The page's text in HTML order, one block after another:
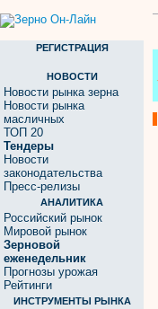
РЕГИСТРАЦИЯ
НОВОСТИ
Новости рынка зерна
Новости рынка
масличных
ТОП 20
Тендеры
Новости
законодательства
Пресс-релизы
АНАЛИТИКА
Российский рынок
Мировой рынок
Зерновой
еженедельник
Прогнозы урожая
Рейтинги
ИНСТРУМЕНТЫ РЫНКА